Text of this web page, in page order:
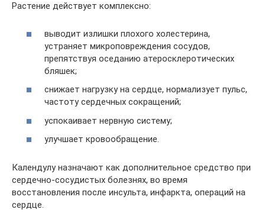
Растение действует комплексно:
выводит излишки плохого холестерина,
устраняет микроповреждения сосудов,
препятствуя оседанию атеросклеротических
бляшек;
снижает нагрузку на сердце, нормализует пульс,
частоту сердечных сокращений;
успокаивает нервную систему;
улучшает кровообращение.
Календулу назначают как дополнительное средство при
сердечно-сосудистых болезнях, во время
восстановления после инсульта, инфаркта, операций на
сердце.